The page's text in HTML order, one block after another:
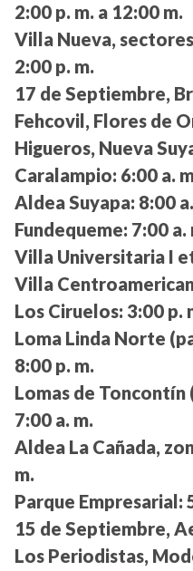
2:00 p. m. a 12:00 m.
Villa Nueva, sectores
2:00 p. m.
17 de Septiembre,
Fehcovil, Flores de
Higueros, Nueva
Caralampio: 6:00 a.
Aldea Suyapa: 8:00
Fundequeme: 7:00 a.
Villa Universitaria I
Villa
Los Ciruelos: 3:00 p.
Loma Linda Norte
8:00 p. m.
Lomas de Toncontín
7:00 a. m.
Aldea La Cañada,
m.
Parque Empresarial:
15 de Septiembre,
Los Periodistas,